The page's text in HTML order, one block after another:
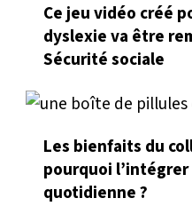
Ce jeu vidéo créé
dyslexie va être
Sécurité sociale
Les bienfaits du
pourquoi
quotidienne ?